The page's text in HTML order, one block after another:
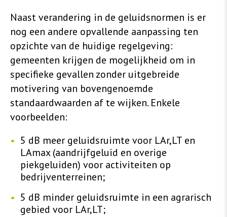
Naast verandering in de geluidsnormen is er
nog een andere opvallende aanpassing ten
opzichte van de huidige regelgeving:
gemeenten krijgen de mogelijkheid om in
specifieke gevallen zonder uitgebreide
motivering van bovengenoemde
standaardwaarden af te wijken. Enkele
voorbeelden:
5 dB meer geluidsruimte voor LAr,LT en
LAmax (aandrijfgeluid en overige
piekgeluiden) voor activiteiten op
bedrijventerreinen;
5 dB minder geluidsruimte in een agrarisch
gebied voor LAr,LT;